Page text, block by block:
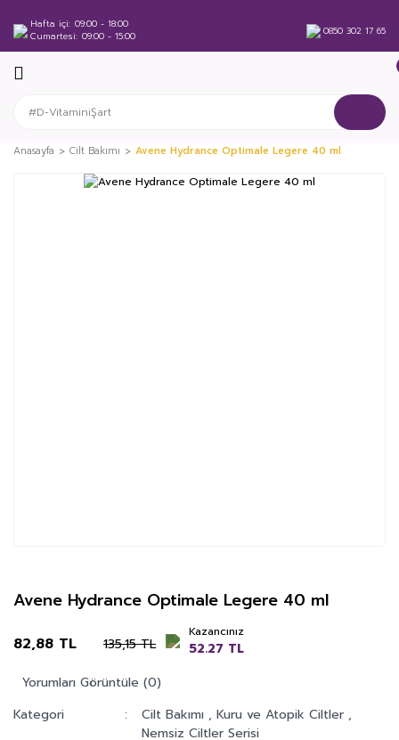
Hafta içi 09:00 - 18:00
Cumartesi 09:00 - 15:00 0850 302 17 65
Anasayfa Cilt Bakımı Avene Hydrance Optimale Legere 40 ml
Avene Hydrance Optimale Legere 40 ml
82,88 TL 135,15 TL
Kazancınız
52.27 TL
Yorumları Görüntüle (0)
Kategori
Cilt Bakımı ,Kuru ve Atopik Ciltler ,
Nemsiz Ciltler Serisi